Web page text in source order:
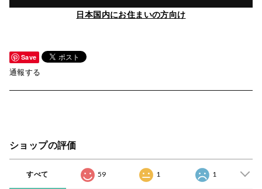
日本国内にお住まいの方向け
Save
通報する
ショップの評価
すべて 59 1 1